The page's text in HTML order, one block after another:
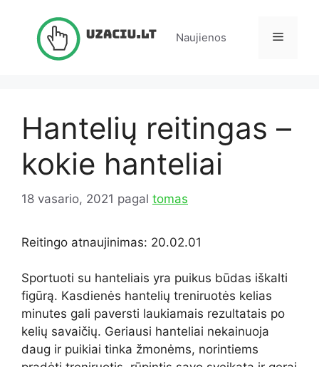
Naujienos Meniu
Hantelių reitingas –
kokie hanteliai
18 vasario, 2021 pagal tomas
Reitingo atnaujinimas: 20.02.01
Sportuoti su hanteliais yra puikus būdas iškalti
figūrą. Kasdienės hantelių treniruotės kelias
minutes gali paversti laukiamais rezultatais po
kelių savaičių. Geriausi hanteliai nekainuoja
daug ir puikiai tinka žmonėms, norintiems